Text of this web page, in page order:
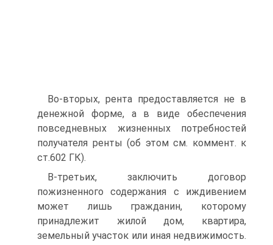
Во-вторых, рента предоставляется не в
денежной форме, а в виде обеспечения
повседневных жизненных потребностей
получателя ренты (об этом см. коммент. к
ст.602 ГК).
В-третьих, заключить договор
пожизненного содержания с иждивением
может лишь гражданин, которому
принадлежит жилой дом, квартира,
земельный участок или иная недвижимость.